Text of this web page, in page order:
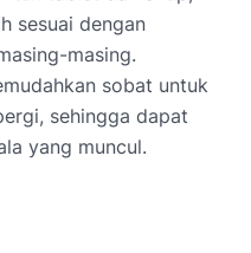
sesuai dengan
masing.
sobat untuk
sehingga dapat
yang muncul.